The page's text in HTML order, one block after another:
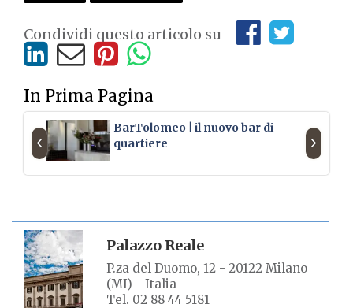
Condividi questo articolo su
In Prima Pagina
BarTolomeo | il nuovo bar di
quartiere
‹ ›
Palazzo Reale
P.za del Duomo, 12 - 20122 Milano
(MI) - Italia
Tel. 02 88 44 5181